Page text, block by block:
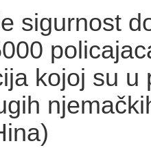
sigurnost
kojoj su u